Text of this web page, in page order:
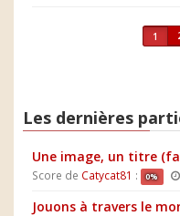
1
Les dernières
Une image, un titre
Score de Catycat81 : 0%
Jouons à travers le